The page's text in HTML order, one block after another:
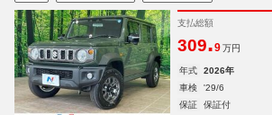
支払総額
309.9 万円
年式 2026年
車検
'29/6
保証
保証付